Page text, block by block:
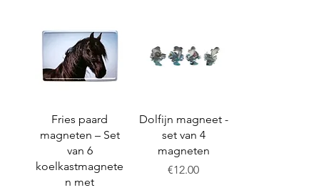
Quick View
Fries paard
magneten – Set
van 6
koelkastmagnete
n met
Quick View
Dolfijn magneet -
set van 4
magneten
Price
€12.00